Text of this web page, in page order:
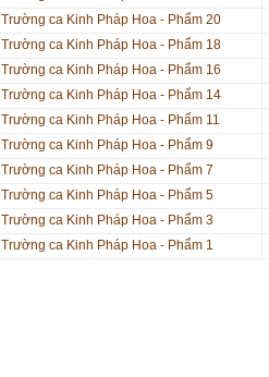
Trường ca Kinh Pháp Hoa - Phẩm 20
Trường ca Kinh Pháp Hoa - Phẩm 18
Trường ca Kinh Pháp Hoa - Phẩm 16
Trường ca Kinh Pháp Hoa - Phẩm 14
Trường ca Kinh Pháp Hoa - Phẩm 11
Trường ca Kinh Pháp Hoa - Phẩm 9
Trường ca Kinh Pháp Hoa - Phẩm 7
Trường ca Kinh Pháp Hoa - Phẩm 5
Trường ca Kinh Pháp Hoa - Phẩm 3
Trường ca Kinh Pháp Hoa - Phẩm 1